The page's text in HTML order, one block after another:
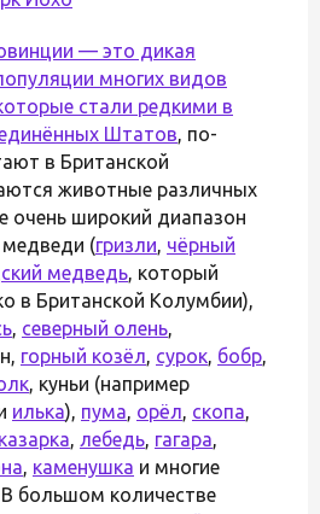
— это дикая
многих видов
стали редкими в
Штатов, по-
в Британской
животные различных
очень широкий диапазон
медведи (гризли, чёрный
медведь, который
в Британской Колумбии),
, северный олень,
горный козёл, сурок, бобр,
, куньи (например
илька), пума, орёл, скопа,
, лебедь, гагара,
, каменушка и многие
большом количестве